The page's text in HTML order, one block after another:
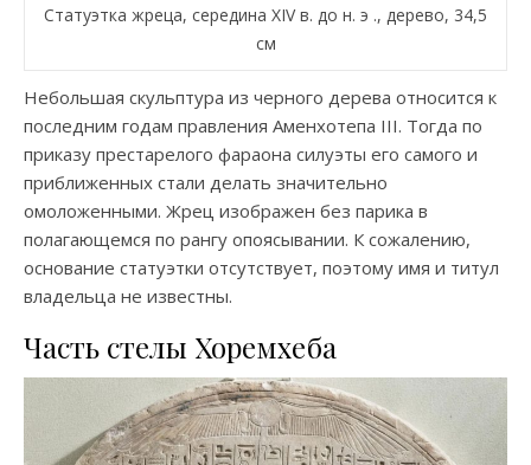
Статуэтка жреца, середина XIV в. до н. э ., дерево, 34,5
см
Небольшая скульптура из черного дерева относится к
последним годам правления Аменхотепа III. Тогда по
приказу престарелого фараона силуэты его самого и
приближенных стали делать значительно
омоложенными. Жрец изображен без парика в
полагающемся по рангу опоясывании. К сожалению,
основание статуэтки отсутствует, поэтому имя и титул
владельца не известны.
Часть стелы Хоремхеба